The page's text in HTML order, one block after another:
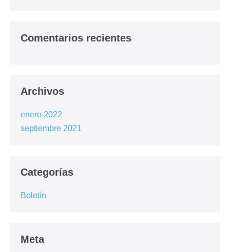
Comentarios recientes
Archivos
enero 2022
septiembre 2021
Categorías
Boletín
Meta